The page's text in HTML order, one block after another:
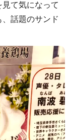
て気になって
話題のサンド